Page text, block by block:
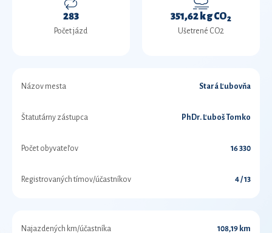
283
Počet jázd
351,62 kg CO2
Ušetrené CO2
Názov mesta Stará Ľubovňa
Štatutárny zástupca PhDr. Ľuboš Tomko
Počet obyvateľov 16 330
Registrovaných tímov/účastníkov 4 / 13
Najazdených km/účastníka 108,19 km